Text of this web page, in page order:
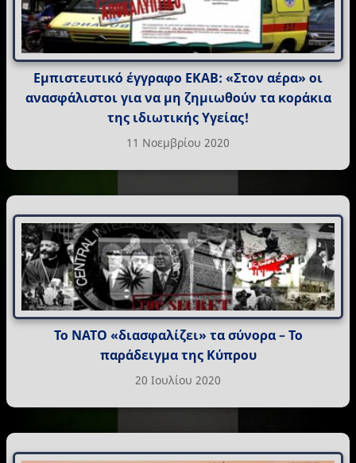
Εμπιστευτικό έγγραφο ΕΚΑΒ: «Στον αέρα» οι
ανασφάλιστοι για να μη ζημιωθούν τα κοράκια
της ιδιωτικής Υγείας!
11 Νοεμβρίου 2020
Το ΝΑΤΟ «διασφαλίζει» τα σύνορα – Το
παράδειγμα της Κύπρου
20 Ιουλίου 2020